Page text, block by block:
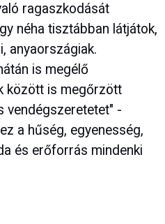
ragaszkodását
néha tisztábban látjátok,
anyaországiak.
is megélő
között is megőrzött
vendégszeretetet" -
a hűség, egyenesség,
és erőforrás mindenki